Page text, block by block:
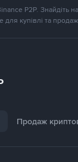
P2P. Знайдіть
для купівлі та
Продаж